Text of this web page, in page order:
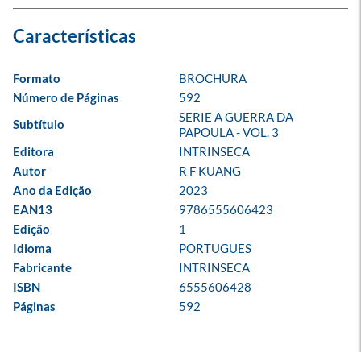
Formato
BROCHURA
Número de Páginas
592
Subtítulo
SERIE A GUERRA DA
PAPOULA - VOL. 3
Editora
INTRINSECA
Autor
R F KUANG
Ano da Edição
2023
EAN13
9786555606423
Edição
1
Idioma
PORTUGUES
Fabricante
INTRINSECA
ISBN
6555606428
Páginas
592